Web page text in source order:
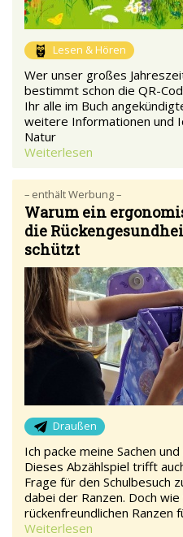
Lesen & Hören
Wer unser großes
bestimmt schon die QR-
Ihr alle im Buch
weitere Informationen und
Natur
Weiterlesen
– enthält Werbung –
Warum ein
die
schützt
Draußen
Ich packe meine Sachen
Dieses Abzählspiel trifft
Frage für den Schulbesuch
dabei der Ranzen. Doch
rückenfreundlichen Ranzen
Weiterlesen